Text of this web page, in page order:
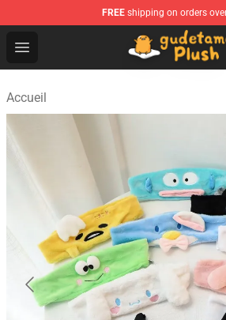
FREE shipping on orders
Open menu
Gudetama Plush Shop - The
Accueil